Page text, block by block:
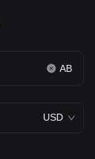
AB
USD